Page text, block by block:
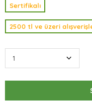
Sertifikalı
2500 tl ve üzeri